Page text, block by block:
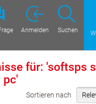
Suchen
Anmelden
für: 'softsps
pc'
Sortieren nach